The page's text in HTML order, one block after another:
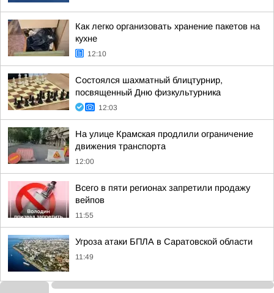
Как легко организовать хранение пакетов на
кухне
12:10
Состоялся шахматный блицтурнир,
посвященный Дню физкультурника
12:03
На улице Крамская продлили ограничение
движения транспорта
12:00
Всего в пяти регионах запретили продажу
вейпов
11:55
Угроза атаки БПЛА в Саратовской области
11:49